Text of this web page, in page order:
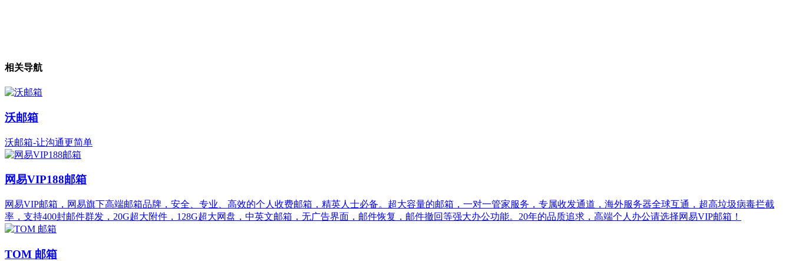
相关导航
沃邮箱
沃邮箱-让沟通更简单
网易VIP188邮箱
网易VIP邮箱，网易旗下高端邮箱品牌，安全、专业、高效的个人收费邮箱，精英人士必备。超大容量的邮箱，一对一管家服务，专属收发通道，海外服务器全球互通，超高垃圾病毒拦截
率，支持400封邮件群发，20G超大附件，128G超大网盘，中英文邮箱，无广告界面，邮件恢复，邮件撤回等强大办公功能。20年的品质追求，高端个人办公请选择网易VIP邮箱！
TOM 邮箱